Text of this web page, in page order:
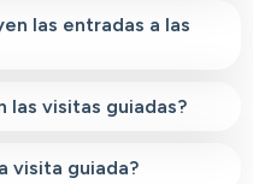
las entradas a las
las visitas guiadas?
visita guiada?